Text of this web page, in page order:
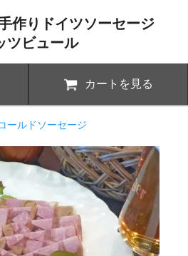
作りドイツソーセージ
ツビュール
カートを見る
ールドソーセージ